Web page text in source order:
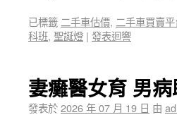
已標籤 二手車估價, 二手車買賣平
科班, 聖誕燈 | 發表迴響
妻癱醫女育 男
發表於2026 年 07 月 19 日 由